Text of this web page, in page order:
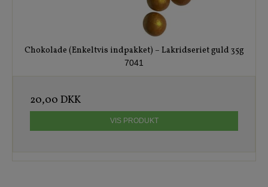
Chokolade (Enkeltvis indpakket) – Lakridseriet guld 35g
7041
20,00 DKK
VIS PRODUKT